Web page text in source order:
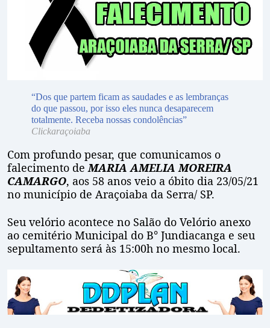
“Dos que partem ficam as saudades e as lembranças
do que passou, por isso eles nunca desaparecem
totalmente. Receba nossas condolências”
Clickaraçoiaba
Com profundo pesar, que comunicamos o
falecimento deMARIA AMELIA MOREIRA
CAMARGO, aos 58 anos veio a óbito dia 23/05/21
no município de Araçoiaba da Serra/ SP.
Seu velório acontece no Salão do Velório anexo
ao cemitério Municipal do B° Jundiacanga e seu
sepultamento será às 15:00h no mesmo local.